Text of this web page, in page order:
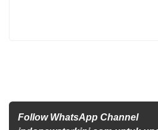
Follow WhatsApp Channel